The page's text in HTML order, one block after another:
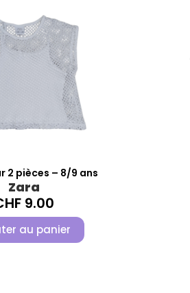
2 pièces – 8/9 ans
Zara
9.00
au panier